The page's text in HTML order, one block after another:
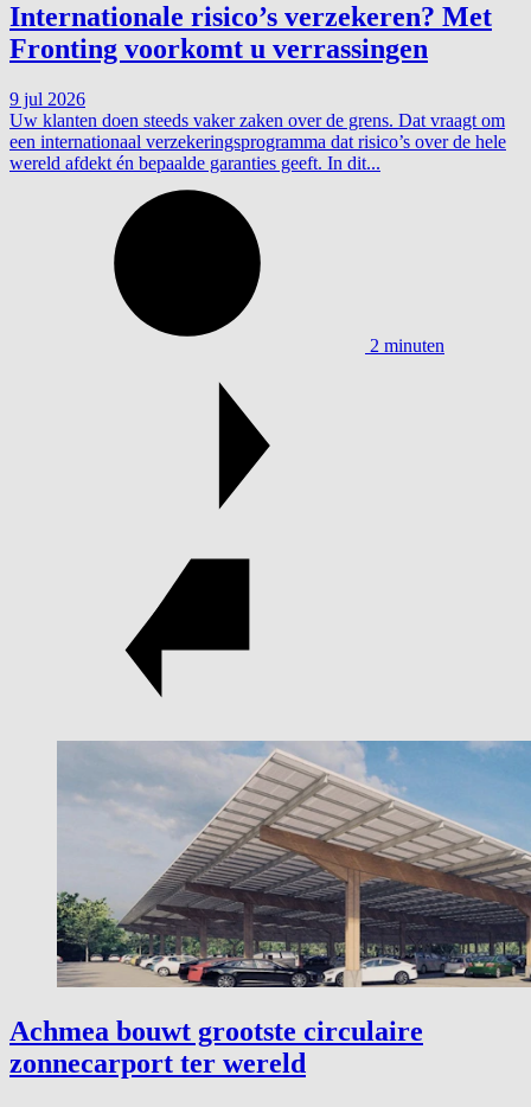
Internationale risico’s verzekeren? Met
Fronting voorkomt u verrassingen
9 jul 2026
Uw klanten doen steeds vaker zaken over de grens. Dat vraagt om
een internationaal verzekeringsprogramma dat risico’s over de hele
wereld afdekt én bepaalde garanties geeft. In dit...
2 minuten
Achmea bouwt grootste circulaire
zonnecarport ter wereld